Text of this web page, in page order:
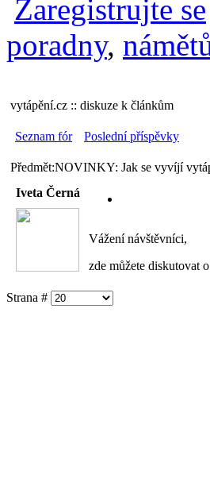
Zaregistrujte se
poradny,
vytápění.cz :: diskuze k článkům
Seznam fór Poslední příspěvky
Předmět:NOVINKY: Jak se vyvíjí
Iveta Černá
Vážení návštěvníci,
zde můžete diskutovat
Strana #